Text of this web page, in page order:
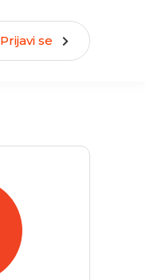
Prijavi se